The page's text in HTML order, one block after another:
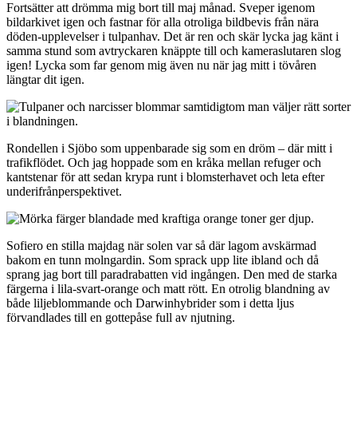
Fortsätter att drömma mig bort till maj månad. Sveper igenom
bildarkivet igen och fastnar för alla otroliga bildbevis från nära
döden-upplevelser i tulpanhav. Det är ren och skär lycka jag känt i
samma stund som avtryckaren knäppte till och kameraslutaren slog
igen! Lycka som far genom mig även nu när jag mitt i tövåren
längtar dit igen.
Rondellen i Sjöbo som uppenbarade sig som en dröm – där mitt i
trafikflödet. Och jag hoppade som en kråka mellan refuger och
kantstenar för att sedan krypa runt i blomsterhavet och leta efter
underifrånperspektivet.
Sofiero en stilla majdag när solen var så där lagom avskärmad
bakom en tunn molngardin. Som sprack upp lite ibland och då
sprang jag bort till paradrabatten vid ingången. Den med de starka
färgerna i lila-svart-orange och matt rött. En otrolig blandning av
både liljeblommande och Darwinhybrider som i detta ljus
förvandlades till en gottepåse full av njutning.